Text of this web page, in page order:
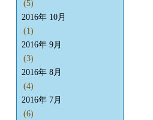
(5)
2016年 10月
(1)
2016年 9月
(3)
2016年 8月
(4)
2016年 7月
(6)